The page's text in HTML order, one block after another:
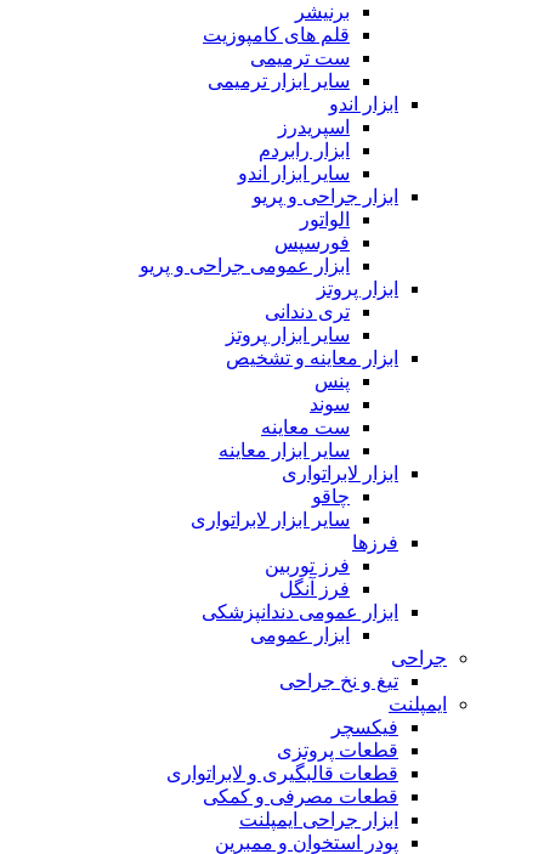
برنیشر
قلم های کامپوزیت
ست ترمیمی
سایر ابزار ترمیمی
ابزار اندو
اسپریدرز
ابزار رابردم
سایر ابزار اندو
ابزار جراحی و پریو
الواتور
فورسپس
ابزار عمومی جراحی و پریو
ابزار پروتز
تری دندانی
سایر ابزار پروتز
ابزار معاینه و تشخیص
پنس
سوند
ست معاینه
سایر ابزار معاینه
ابزار لابراتواری
چاقو
سایر ابزار لابراتواری
فرزها
فرز توربین
فرز آنگل
ابزار عمومی دندانپزشکی
ابزار عمومی
جراحی
تیغ و نخ جراحی
ایمپلنت
فیکسچر
قطعات پروتزی
قطعات قالبگیری و لابراتواری
قطعات مصرفی و کمکی
ابزار جراحی ایمپلنت
پودر استخوان و ممبرین